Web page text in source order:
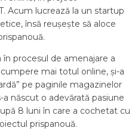
Acum lucrează la un startup
însă reușește să aloce
procesul de amenajare a
mai totul online, și-a
pe paginile magazinelor
născut o adevărată pasiune
8 luni în care a cochetat cu
prispanouă.